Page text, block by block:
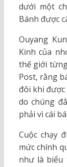
dưới một
Bánh được
Ouyang
Kinh của
thế giới
Post, rằng
đôi khi được
do chúng
phải vì cái
Cuộc chạy
mức chính
như là biểu